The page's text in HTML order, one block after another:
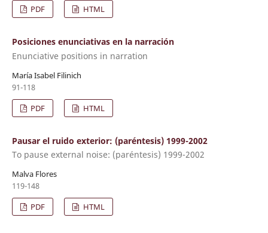
PDF
HTML
Posiciones enunciativas en la narración
Enunciative positions in narration
María Isabel Filinich
91-118
PDF
HTML
Pausar el ruido exterior: (paréntesis) 1999-2002
To pause external noise: (paréntesis) 1999-2002
Malva Flores
119-148
PDF
HTML